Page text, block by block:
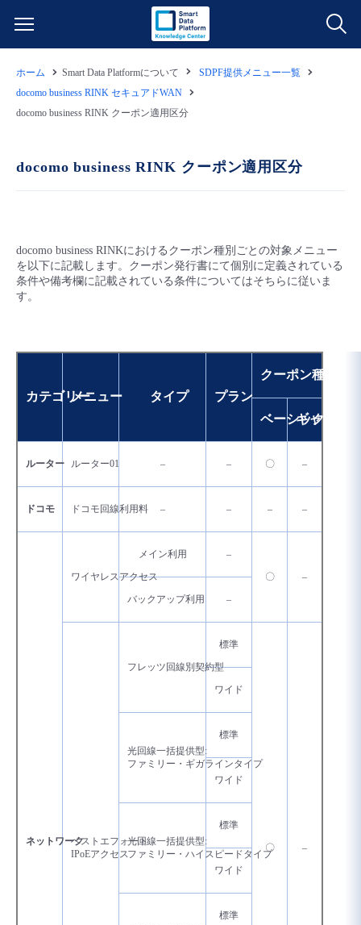
クラウド/サーバー
IoT
サポート
管理機能
データ利活用
ネットワーク
モニタリング/監査
サポート
料金情報
データ利活用
ネットワーク
IoT
■ 管理機能
- 初期設定・確認
- ユーザー機能の管理
- APIリファレンス
- Flexible InterConnect
- vUTM2
ユースケース
- セキュリティ・監査
- データと分析
- IoT
- マルチクラウド利用
- リモートワーク
- ITインフラストラクチャー
- その他
サービス稼働状況
故障/メンテナンス履歴
パートナー
協業パートナー
トレーニング/操作動画
脱炭素化
ホーム Smart Data Platformについて
SDPF提供メニュー一覧
docomo business RINK セキュアドWAN
docomo business RINK クーポン適用区分
docomo business RINK クーポン適用区分
docomo business RINKにおけるクーポン種別ごとの対象メニュー
を以下に記載します。クーポン発行書にて個別に定義されている
条件や備考欄に記載されている条件についてはそちらに従いま
す。
カテゴリーメニュー タイプ プラン
クーポン種別
ベーシックギャラン
ルーター ルーター01 – – 〇 –
ドコモ ドコモ回線利用料 – – – –
ネットワーク
ワイヤレスアクセス
メイン利用
–
〇
–
バックアップ利用
–
ベストエフォート
IPoEアクセス
フレッツ回線別契約型
標準
〇 –
ワイド
光回線一括提供型:
ファミリー・ギガラインタイプ
標準
ワイド
光回線一括提供型:
ファミリー・ハイスピードタイプ
標準
ワイド
標準